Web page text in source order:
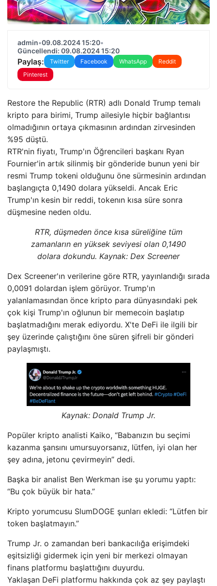
admin•09.08.2024 15:20•
Güncellendi: 09.08.2024 15:20
Paylaş: Twitter Facebook WhatsApp
Reddit
Pinterest
Restore the Republic (RTR) adlı Donald Trump temalı
kripto para birimi, Trump ailesiyle hiçbir bağlantısı
olmadığının ortaya çıkmasının ardından zirvesinden
%95 düştü.
RTR'nin fiyatı, Trump'ın Öğrencileri başkanı Ryan
Fournier'in artık silinmiş bir gönderide bunun yeni bir
resmi Trump tokeni olduğunu öne sürmesinin ardından
başlangıçta 0,1490 dolara yükseldi. Ancak Eric
Trump'ın kesin bir reddi, tokenın kısa süre sonra
düşmesine neden oldu.
RTR, düşmeden önce kısa süreliğine tüm
zamanların en yüksek seviyesi olan 0,1490
dolara dokundu. Kaynak: Dex Screener
Dex Screener'ın verilerine göre RTR, yayınlandığı sırada
0,0091 dolardan işlem görüyor. Trump'ın
yalanlamasından önce kripto para dünyasındaki pek
çok kişi Trump'ın oğlunun bir memecoin başlatıp
başlatmadığını merak ediyordu. X'te DeFi ile ilgili bir
şey üzerinde çalıştığını öne süren şifreli bir gönderi
paylaşmıştı.
Kaynak: Donald Trump Jr.
Popüler kripto analisti Kaiko, “Babanızın bu seçimi
kazanma şansını umursuyorsanız, lütfen, iyi olan her
şey adına, jetonu çevirmeyin” dedi.
Başka bir analist Ben Werkman ise şu yorumu yaptı:
“Bu çok büyük bir hata.”
Kripto yorumcusu SlumDOGE şunları ekledi: “Lütfen bir
token başlatmayın.”
Trump Jr. o zamandan beri bankacılığa erişimdeki
eşitsizliği gidermek için yeni bir merkezi olmayan
finans platformu başlattığını duyurdu.
Yaklaşan DeFi platformu hakkında çok az şey paylaştı